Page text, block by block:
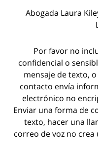
Abogada Laura
Por favor no
confidencial o
mensaje de texto,
contacto envía
electrónico no
Enviar una forma de
texto, hacer una
correo de voz no